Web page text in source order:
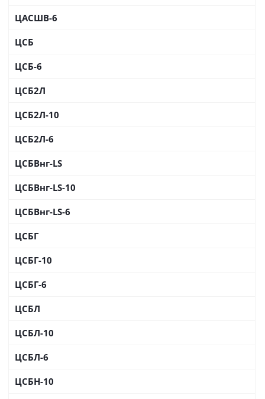
ЦАСШВ-6
ЦСБ
ЦСБ-6
ЦСБ2Л
ЦСБ2Л-10
ЦСБ2Л-6
ЦСБВнг-LS
ЦСБВнг-LS-10
ЦСБВнг-LS-6
ЦСБГ
ЦСБГ-10
ЦСБГ-6
ЦСБЛ
ЦСБЛ-10
ЦСБЛ-6
ЦСБН-10